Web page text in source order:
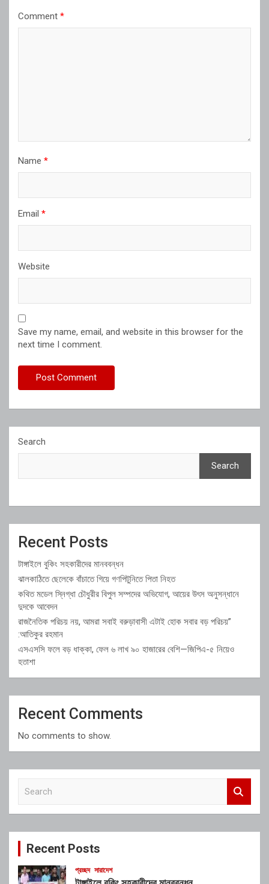
Comment *
Name *
Email *
Website
Save my name, email, and website in this browser for the
next time I comment.
Search
Search
Recent Posts
টাঙ্গাইলে বুকিং সহকারীদের মানববন্ধন
ঝালকাঠিতে ছেলেকে বাঁচাতে গিয়ে গণপিটুনিতে পিতা নিহত
কথিত মডেল স্নিগ্ধা চৌধুরীর বিপুল সম্পদের অভিযোগ, আয়ের উৎস অনুসন্ধানে
দুদকে আবেদন
রাজনৈতিক পরিচয় নয়, আমরা সবাই বরুড়াবাসী এটাই হোক সবার বড় পরিচয়”
:আতিকুর রহমান
এসএসসি ফলে বড় ধাক্কা, ফেল ৬ লাখ ৯০ হাজারের বেশি—জিপিএ-৫ নিয়েও
হতাশা
Recent Comments
No comments to show.
c
Recent Posts
প্রচ্ছদ সারাদেশ